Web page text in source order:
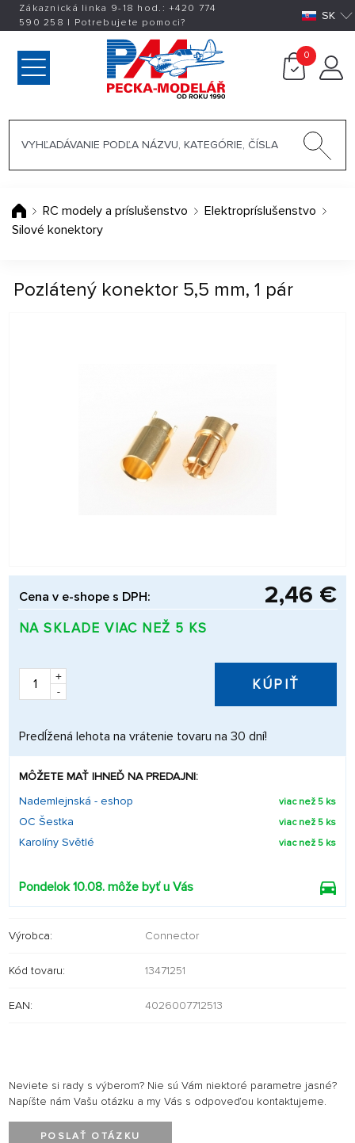
Zákaznická linka 9-18 hod.:+420 774
590 258 | Potrebujete pomoci? SK
0
RC modely a príslušenstvo
Elektropríslušenstvo
Silové konektory
Pozlátený konektor 5,5 mm, 1 pár
Cena v e-shope s DPH: 2,46 €
NA SKLADE VIAC NEŽ 5 KS
+
-
KÚPIŤ
Predĺžená lehota na vrátenie tovaru na 30 dní!
MÔŽETE MAŤ IHNEĎ NA PREDAJNI:
Nademlejnská - eshop
viac než 5 ks
OC Šestka viac než 5 ks
Karolíny Světlé viac než 5 ks
Pondelok 10.08. môže byť u Vás
Výrobca: Connector
Kód tovaru: 13471251
EAN: 4026007712513
Neviete si rady s výberom? Nie sú Vám niektoré parametre jasné?
Napíšte nám Vašu otázku a my Vás s odpoveďou kontaktujeme.
POSLAŤ OTÁZKU